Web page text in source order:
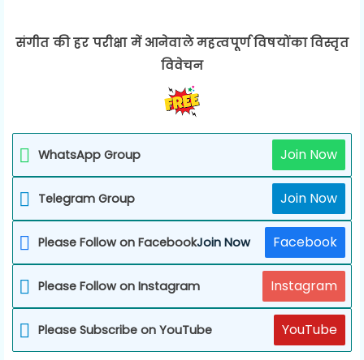
संगीत की हर परीक्षा में आनेवाले महत्वपूर्ण विषयोंका विस्तृत
विवेचन
WhatsApp Group Join Now
Telegram Group Join Now
Please Follow on FacebookJoin Now Facebook
Please Follow on Instagram Instagram
Please Subscribe on YouTube YouTube